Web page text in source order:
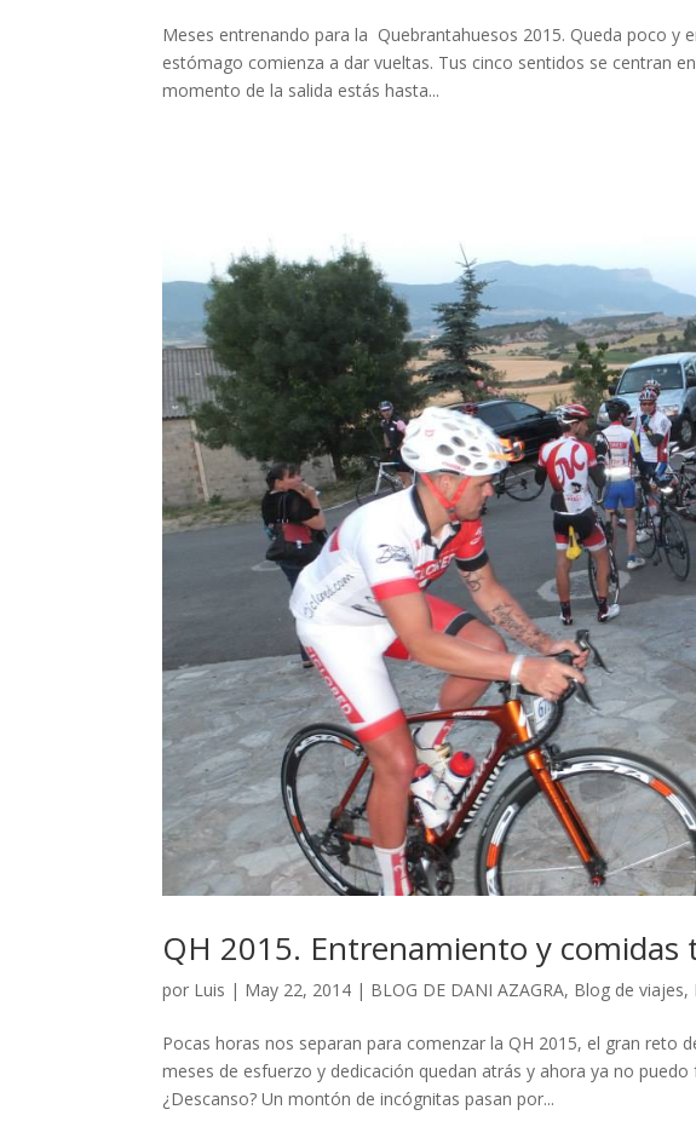
Meses entrenando para la Quebrantahuesos 2015. Queda poco y
estómago comienza a dar vueltas. Tus cinco sentidos se centran
momento de la salida estás hasta...
QH 2015. Entrenamiento y comidas
por Luis | May 22, 2014 | BLOG DE DANI AZAGRA, Blog de viajes,
Pocas horas nos separan para comenzar la QH 2015, el gran reto
meses de esfuerzo y dedicación quedan atrás y ahora ya no
¿Descanso? Un montón de incógnitas pasan por...